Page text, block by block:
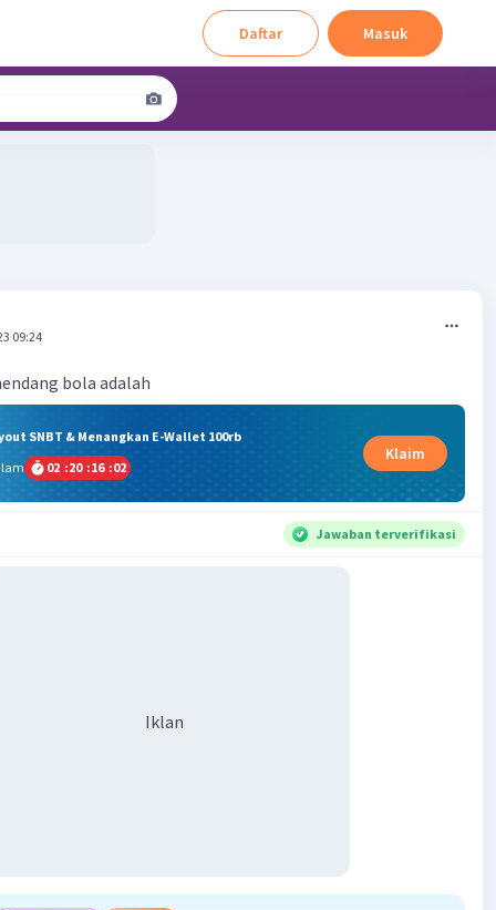
Daftar Masuk
09:24
bola adalah
SNBT & Menangkan E-Wallet 100rb
02 :20 :16 :02
Klaim
Jawaban terverifikasi
Iklan